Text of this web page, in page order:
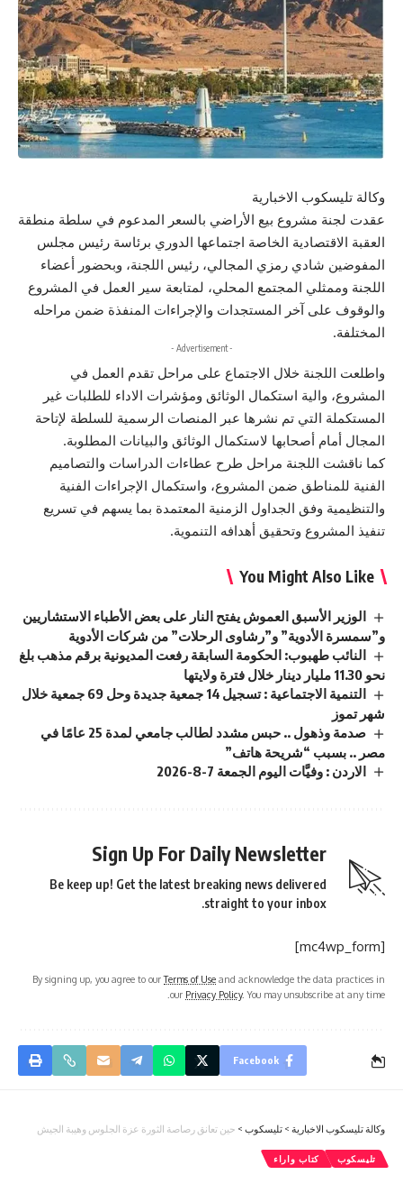
وكالة تليسكوب الاخبارية
عقدت لجنة مشروع بيع الأراضي بالسعر المدعوم في سلطة منطقة
العقبة الاقتصادية الخاصة اجتماعها الدوري برئاسة رئيس مجلس
المفوضين شادي رمزي المجالي، رئيس اللجنة، وبحضور أعضاء
اللجنة وممثلي المجتمع المحلي، لمتابعة سير العمل في المشروع
والوقوف على آخر المستجدات والإجراءات المنفذة ضمن مراحله
المختلفة.
- Advertisement -
واطلعت اللجنة خلال الاجتماع على مراحل تقدم العمل في
المشروع، والية استكمال الوثائق ومؤشرات الاداء للطلبات غير
المستكملة التي تم نشرها عبر المنصات الرسمية للسلطة لإتاحة
المجال أمام أصحابها لاستكمال الوثائق والبيانات المطلوبة.
كما ناقشت اللجنة مراحل طرح عطاءات الدراسات والتصاميم
الفنية للمناطق ضمن المشروع، واستكمال الإجراءات الفنية
والتنظيمية وفق الجداول الزمنية المعتمدة بما يسهم في تسريع
تنفيذ المشروع وتحقيق أهدافه التنموية.
You Might Also Like
الوزير الأسبق العموش يفتح النار على بعض الأطباء الاستشاريين
و”سمسرة الأدوية” و”رشاوى الرحلات” من شركات الأدوية
النائب طهبوب: الحكومة السابقة رفعت المديونية برقم مذهب بلغ
نحو 11.30 مليار دينار خلال فترة ولايتها
التنمية الاجتماعية : تسجيل 14 جمعية جديدة وحل 69 جمعية خلال
شهر تموز
صدمة وذهول .. حبس مشدد لطالب جامعي لمدة 25 عامًا في
مصر .. بسبب “شريحة هاتف”
الاردن : وفيَّات اليوم الجمعة 7-8-2026
Sign Up For Daily Newsletter
Be keep up! Get the latest breaking news delivered
straight to your inbox.
[mc4wp_form]
By signing up, you agree to ourTerms of Use and acknowledge the data practices in
our Privacy Policy. You may unsubscribe at any time.
Facebook
وكالة تليسكوب الاخبارية > تليسكوب > حين تعانق رصاصة الثورة عزة الجلوس وهيبة الجيش
تليسكوب كتاب واراء